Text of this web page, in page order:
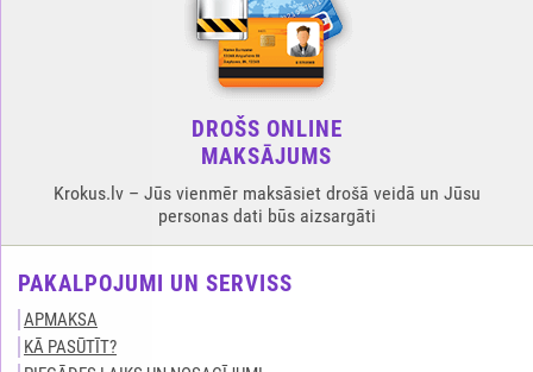
DROŠS ONLINE
MAKSĀJUMS
Krokus.lv – Jūs vienmēr maksāsiet drošā veidā un Jūsu
personas dati būs aizsargāti
PAKALPOJUMI UN SERVISS
APMAKSA
KĀ PASŪTĪT?